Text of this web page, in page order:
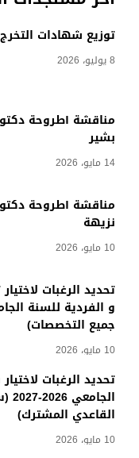
توزيع شهادات التخرج
8 يوليو، 2026
مناقشة أطروحة
بشير
14 مايو، 2026
مناقشة أطروحة
نزيهة
10 مايو، 2026
تحديد الرغبات
جميع التخصصات)
10 مايو، 2026
تحديد الرغبات
القاعدي المشترك)
10 مايو، 2026